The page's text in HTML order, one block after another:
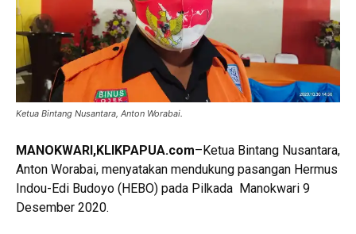
Ketua Bintang Nusantara, Anton Worabai.
MANOKWARI,KLIKPAPUA.com–Ketua Bintang Nusantara,
Anton Worabai, menyatakan mendukung pasangan Hermus
Indou-Edi Budoyo (HEBO) pada Pilkada Manokwari 9
Desember 2020.